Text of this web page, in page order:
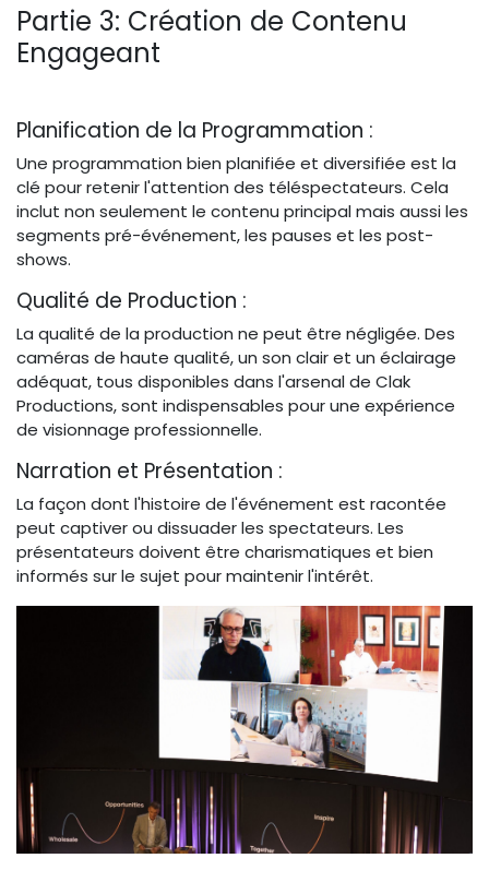
Partie 3: Création de Contenu
Engageant
Planification de la Programmation :
Une programmation bien planifiée et diversifiée est la
clé pour retenir l'attention des téléspectateurs. Cela
inclut non seulement le contenu principal mais aussi les
segments pré-événement, les pauses et les post-
shows.
Qualité de Production :
La qualité de la production ne peut être négligée. Des
caméras de haute qualité, un son clair et un éclairage
adéquat, tous disponibles dans l'arsenal de Clak
Productions, sont indispensables pour une expérience
de visionnage professionnelle.
Narration et Présentation :
La façon dont l'histoire de l'événement est racontée
peut captiver ou dissuader les spectateurs. Les
présentateurs doivent être charismatiques et bien
informés sur le sujet pour maintenir l'intérêt.